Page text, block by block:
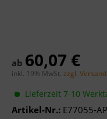
ab 60,07 €
inkl. 19% MwSt. zzgl.
Lieferzeit 7-10
Artikel-Nr.: E77055-